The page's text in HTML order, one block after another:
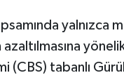
azaltılmasına
(CBS) tabanlı